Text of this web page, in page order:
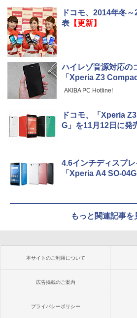
ドコモ、2014年冬
表【更新】
ハイレゾ音源対応の
「Xperia Z3
AKIBA PC Hotline!
ドコモ、「Xperia
G」を11月12日に発
4.6インチディスプ
「Xperia A4 SO-04G
もっと関連記事を
本サイトのご利用について
広告掲載のご案内
プライバシーポリシー